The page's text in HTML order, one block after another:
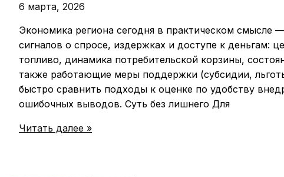
6 марта, 2026
Экономика региона сегодня в практическом смысле
сигналов о спросе, издержках и доступе к деньгам:
топливо, динамика потребительской корзины,
также работающие меры поддержки (субсидии,
быстро сравнить подходы к оценке по удобству
ошибочных выводов. Суть без лишнего Для
Экономика
Читать далее »